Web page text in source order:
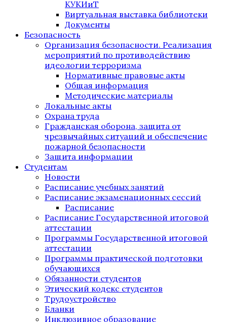
КУКИиТ
Виртуальная выставка библиотеки
Документы
Безопасность
Организация безопасности. Реализация
мероприятий по противодействию
идеологии терроризма
Нормативные правовые акты
Общая информация
Методические материалы
Локальные акты
Охрана труда
Гражданская оборона, защита от
чрезвычайных ситуаций и обеспечение
пожарной безопасности
Защита информации
Студентам
Новости
Расписание учебных занятий
Расписание экзаменационных сессий
Расписание
Расписание Государственной итоговой
аттестации
Программы Государственной итоговой
аттестации
Программы практической подготовки
обучающихся
Обязанности студентов
Этический кодекс студентов
Трудоустройство
Бланки
Инклюзивное образование